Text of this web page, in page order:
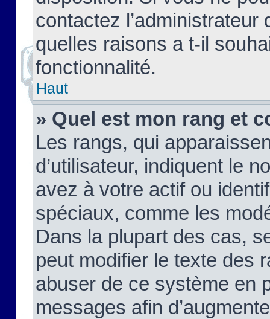
contactez
quelles raisons a t-il
fonctionnalité.
Haut
» Quel est mon rang et
Les rangs, qui
d’utilisateur, indiquent le
avez à votre actif ou
spéciaux, comme les
Dans la plupart des cas,
peut modifier le texte des
abuser de ce système en
messages afin